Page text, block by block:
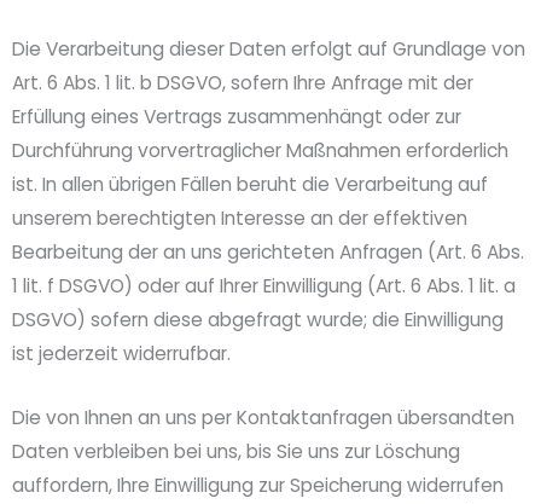
Die Verarbeitung dieser Daten erfolgt auf Grundlage von
Art. 6 Abs. 1 lit. b DSGVO, sofern Ihre Anfrage mit der
Erfüllung eines Vertrags zusammenhängt oder zur
Durchführung vorvertraglicher Maßnahmen erforderlich
ist. In allen übrigen Fällen beruht die Verarbeitung auf
unserem berechtigten Interesse an der effektiven
Bearbeitung der an uns gerichteten Anfragen (Art. 6 Abs.
1 lit. f DSGVO) oder auf Ihrer Einwilligung (Art. 6 Abs. 1 lit. a
DSGVO) sofern diese abgefragt wurde; die Einwilligung
ist jederzeit widerrufbar.
Die von Ihnen an uns per Kontaktanfragen übersandten
Daten verbleiben bei uns, bis Sie uns zur Löschung
auffordern, Ihre Einwilligung zur Speicherung widerrufen